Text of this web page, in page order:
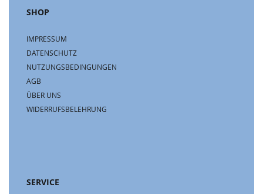
SHOP
IMPRESSUM
DATENSCHUTZ
NUTZUNGSBEDINGUNGEN
AGB
ÜBER UNS
WIDERRUFSBELEHRUNG
SERVICE